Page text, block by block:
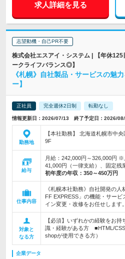
求人詳細を見る
志望動機・自己PR不要
株式会社エスアイ・システム | 【年休
ークライフバランス◎】
《札幌》自社製品・サービスの魅
ー】
正社員 完全週休2日制 転勤なし
情報更新日：2026/07/13 終了予定日：2026/
勤務地
【本社勤務】 北海道札幌市中
9F
給与
月給：242,000円～326,000円
41,000円（一律支給）、固定残
初年度の年収： 350～450万円
仕事内容
《札幌本社勤務》自社開発の
FF EXPRESS」の機能・サー
イン変更・改修をお任せします。
対象と
なる方
【必須】いずれかの経験をお
識・経験がある方 ■HTML/
shopが使用できる方）
企業データ